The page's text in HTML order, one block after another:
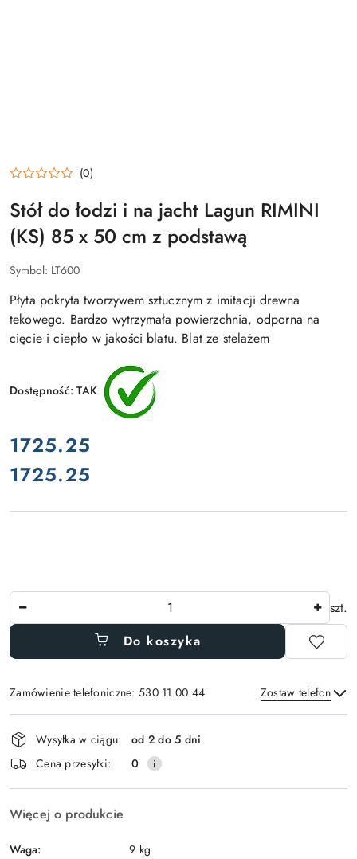
(0)
Stół do łodzi i na jacht Lagun RIMINI
(KS) 85 x 50 cm z podstawą
Symbol: LT600
Płyta pokryta tworzywem sztucznym z imitacji drewna
tekowego. Bardzo wytrzymała powierzchnia, odporna na
cięcie i ciepło w jakości blatu. Blat ze stelażem
Dostępność:TAK
cena:
1725.25
Cena:
1725.25
szt.
Do koszyka
Zamówienie telefoniczne: 530 11 00 44 Zostaw telefon
Wyślij
Dostępność
i
dostawa
Wysyłka w ciągu:
od 2 do 5 dni
Cena przesyłki:
0
Więcej o produkcie
Waga: 9 kg